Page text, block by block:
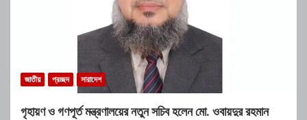
জাতীয় প্রচ্ছদ সারাদেশ
গৃহায়ণ ও গণপূর্ত মন্ত্রণালয়ের নতুন সচিব হলেন মো. ওবায়দুর রহমান